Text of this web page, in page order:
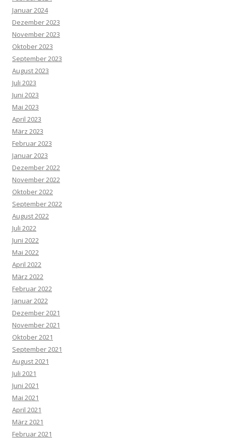
Januar 2024
Dezember 2023
November 2023
Oktober 2023
September 2023
August 2023
Juli 2023
Juni 2023
Mai 2023
April 2023
März 2023
Februar 2023
Januar 2023
Dezember 2022
November 2022
Oktober 2022
September 2022
August 2022
Juli 2022
Juni 2022
Mai 2022
April 2022
März 2022
Februar 2022
Januar 2022
Dezember 2021
November 2021
Oktober 2021
September 2021
August 2021
Juli 2021
Juni 2021
Mai 2021
April 2021
März 2021
Februar 2021